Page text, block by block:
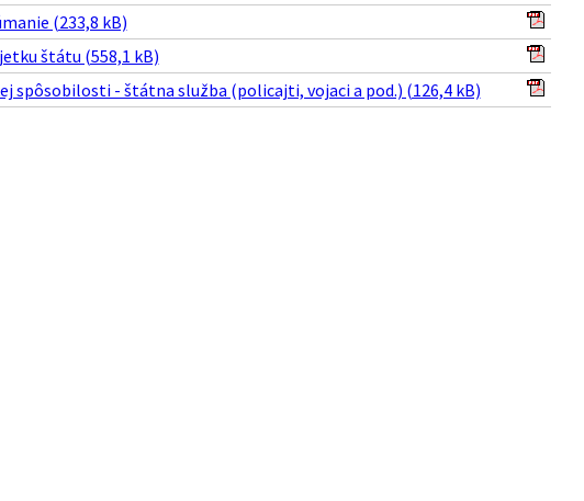
(233,8 kB)
štátu (558,1 kB)
- štátna služba (policajti, vojaci a pod.) (126,4 kB)